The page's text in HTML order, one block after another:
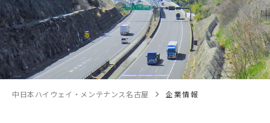
中日本ハイウェイ・メンテナンス名古屋 企業情報